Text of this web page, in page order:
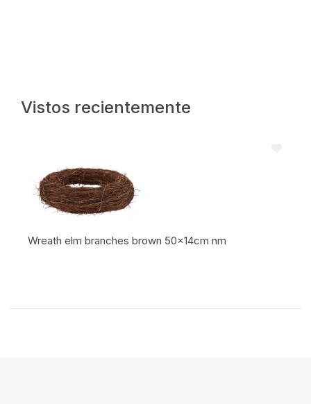
Vistos recientemente
Wreath elm branches brown 50x14cm nm